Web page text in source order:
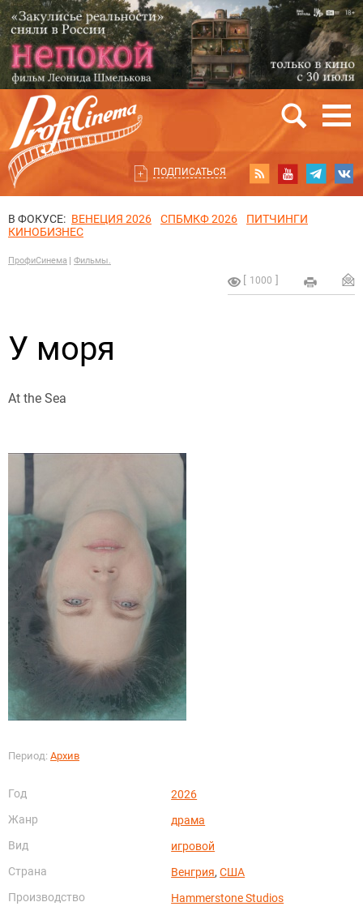
ПОДПИСАТЬСЯ
В ФОКУСЕ: ВЕНЕЦИЯ 2026 СПБМКФ 2026
ПИТЧИНГИ
КИНОБИЗНЕС
ПрофиСинема Фильмы.
1000
У моря
At the Sea
Период: Архив
Год
2026
Жанр
драма
Вид
игровой
Страна
Венгрия,США
Производство
Hammerstone Studios